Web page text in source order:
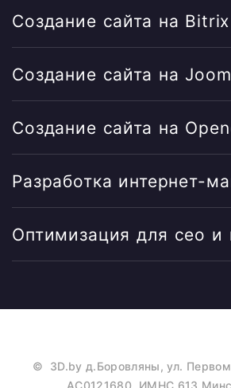
Создание сайта на Bitrix
Создание сайта на
Создание сайта на
Разработка интернет-
Оптимизация для сео и
© 3D.by д.Боровляны, ул.
AC0121680, ИМНС 613